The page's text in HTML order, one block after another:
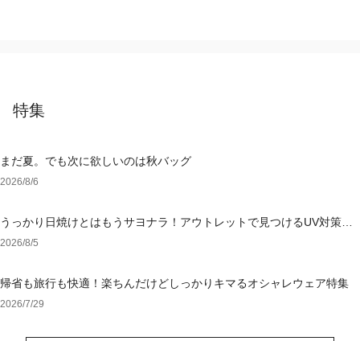
特集
まだ夏。でも次に欲しいのは秋バッグ
2026/8/6
うっかり日焼けとはもうサヨナラ！アウトレットで見つけるUV対策ウ
ェア
2026/8/5
帰省も旅行も快適！楽ちんだけどしっかりキマるオシャレウェア特集
2026/7/29